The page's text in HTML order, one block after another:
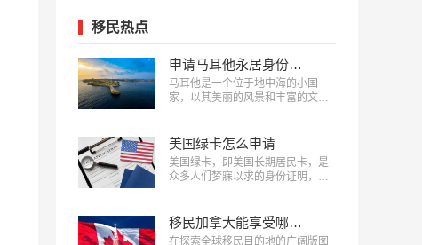
移民热点
申请马耳他永居身份费用清单
马耳他是一个位于地中海的小国
家，以其美丽的风景和丰富的文化
申请马耳他移民，以享受这个国家
的福利和优势。申请马耳他永居身
份需要支付一定的费用，以下是美
福国际整理的申请马耳他永居身份
费用清单。…
美国绿卡怎么申请
美国绿卡，即美国长期居民卡，是
众多人们梦寐以求的身份证明，在
常重要的意义。那么，美国绿卡怎
么申请呢？接下来，美福国际将详
细解读美国绿卡的申请流程和条
移民加拿大能享受哪些福利
在探索全球移民目的地的广阔版图